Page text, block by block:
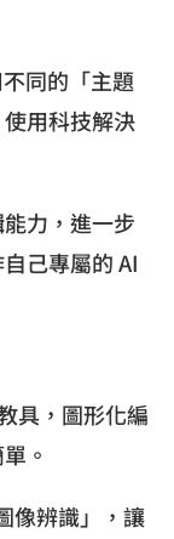
同的「主題
用科技解決
力，進一步
己專屬的 AI
具，圖形化編
。
像辨識」，讓